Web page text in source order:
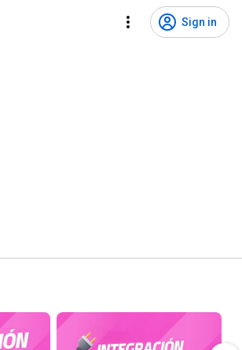
Sign in